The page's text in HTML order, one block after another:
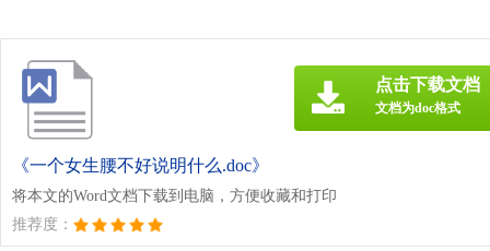
《一个女生腰不好说明什么.doc》
将本文的Word文档下载到电脑，方便收藏和打印
推荐度：
点击下载文档
文档为doc格式